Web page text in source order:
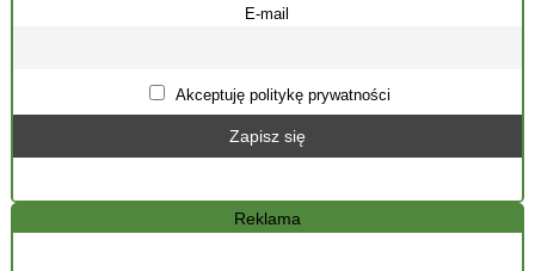
E-mail
Akceptuję politykę prywatności
Reklama